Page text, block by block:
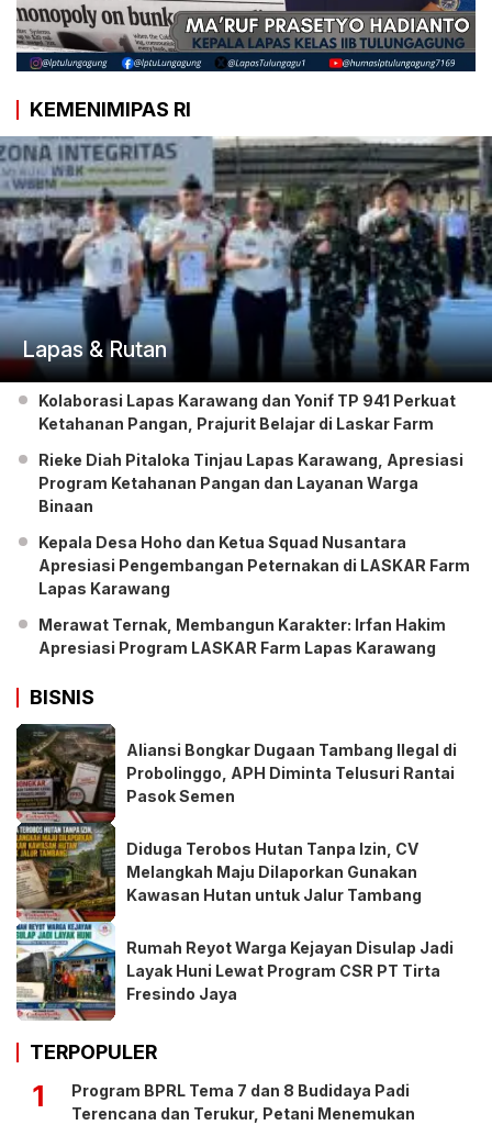
KEMENIMIPAS RI
Lapas & Rutan
Kolaborasi Lapas Karawang dan Yonif TP 941 Perkuat
Ketahanan Pangan, Prajurit Belajar di Laskar Farm
Rieke Diah Pitaloka Tinjau Lapas Karawang, Apresiasi
Program Ketahanan Pangan dan Layanan Warga
Binaan
Kepala Desa Hoho dan Ketua Squad Nusantara
Apresiasi Pengembangan Peternakan di LASKAR Farm
Lapas Karawang
Merawat Ternak, Membangun Karakter: Irfan Hakim
Apresiasi Program LASKAR Farm Lapas Karawang
BISNIS
Aliansi Bongkar Dugaan Tambang Ilegal di
Probolinggo, APH Diminta Telusuri Rantai
Pasok Semen
Diduga Terobos Hutan Tanpa Izin, CV
Melangkah Maju Dilaporkan Gunakan
Kawasan Hutan untuk Jalur Tambang
Rumah Reyot Warga Kejayan Disulap Jadi
Layak Huni Lewat Program CSR PT Tirta
Fresindo Jaya
TERPOPULER
1
Program BPRL Tema 7 dan 8 Budidaya Padi
Terencana dan Terukur, Petani Menemukan